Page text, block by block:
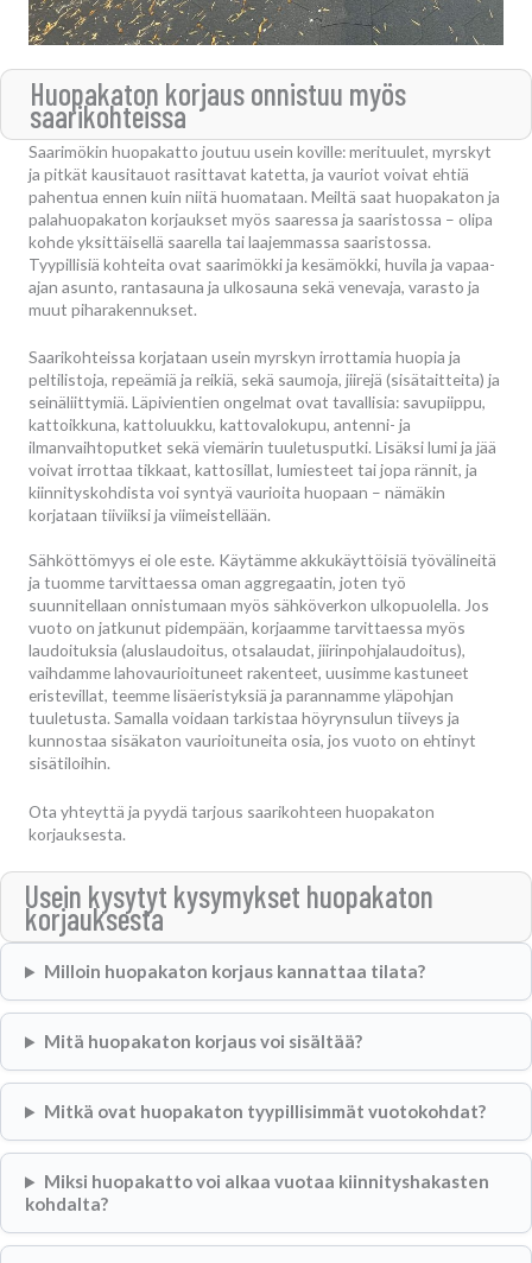
Huopakaton korjaus onnistuu myös
saarikohteissa
Saarimökin huopakatto joutuu usein koville: merituulet, myrskyt
ja pitkät kausitauot rasittavat katetta, ja vauriot voivat ehtiä
pahentua ennen kuin niitä huomataan. Meiltä saat huopakaton ja
palahuopakaton korjaukset myös saaressa ja saaristossa – olipa
kohde yksittäisellä saarella tai laajemmassa saaristossa.
Tyypillisiä kohteita ovat saarimökki ja kesämökki, huvila ja vapaa-
ajan asunto, rantasauna ja ulkosauna sekä venevaja, varasto ja
muut piharakennukset.
Saarikohteissa korjataan usein myrskyn irrottamia huopia ja
peltilistoja, repeämiä ja reikiä, sekä saumoja, jiirejä (sisätaitteita) ja
seinäliittymiä. Läpivientien ongelmat ovat tavallisia: savupiippu,
kattoikkuna, kattoluukku, kattovalokupu, antenni- ja
ilmanvaihtoputket sekä viemärin tuuletusputki. Lisäksi lumi ja jää
voivat irrottaa tikkaat, kattosillat, lumiesteet tai jopa rännit, ja
kiinnityskohdista voi syntyä vaurioita huopaan – nämäkin
korjataan tiiviiksi ja viimeistellään.
Sähköttömyys ei ole este. Käytämme akkukäyttöisiä työvälineitä
ja tuomme tarvittaessa oman aggregaatin, joten työ
suunnitellaan onnistumaan myös sähköverkon ulkopuolella. Jos
vuoto on jatkunut pidempään, korjaamme tarvittaessa myös
laudoituksia (aluslaudoitus, otsalaudat, jiirinpohjalaudoitus),
vaihdamme lahovaurioituneet rakenteet, uusimme kastuneet
eristevillat, teemme lisäeristyksiä ja parannamme yläpohjan
tuuletusta. Samalla voidaan tarkistaa höyrynsulun tiiveys ja
kunnostaa sisäkaton vaurioituneita osia, jos vuoto on ehtinyt
sisätiloihin.
Ota yhteyttä ja pyydä tarjous saarikohteen huopakaton
korjauksesta.
Usein kysytyt kysymykset huopakaton
korjauksesta
Milloin huopakaton korjaus kannattaa tilata?
Mitä huopakaton korjaus voi sisältää?
Mitkä ovat huopakaton tyypillisimmät vuotokohdat?
Miksi huopakatto voi alkaa vuotaa kiinnityshakasten
kohdalta?